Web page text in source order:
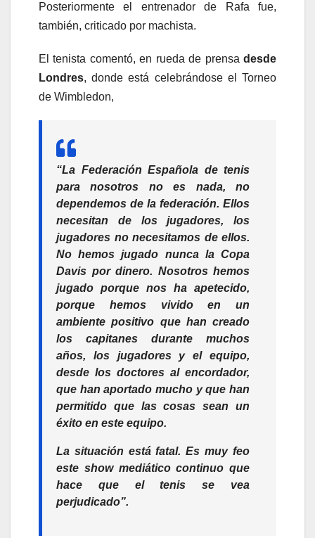
Posteriormente el entrenador de Rafa fue,
también, criticado por machista.
El tenista comentó, en rueda de prensa desde
Londres, donde está celebrándose el Torneo
de Wimbledon,
“La Federación Española de tenis
para nosotros no es nada, no
dependemos de la federación. Ellos
necesitan de los jugadores, los
jugadores no necesitamos de ellos.
No hemos jugado nunca la Copa
Davis por dinero. Nosotros hemos
jugado porque nos ha apetecido,
porque hemos vivido en un
ambiente positivo que han creado
los capitanes durante muchos
años, los jugadores y el equipo,
desde los doctores al encordador,
que han aportado mucho y que han
permitido que las cosas sean un
éxito en este equipo.
La situación está fatal. Es muy feo
este show mediático continuo que
hace que el tenis se vea
perjudicado”.